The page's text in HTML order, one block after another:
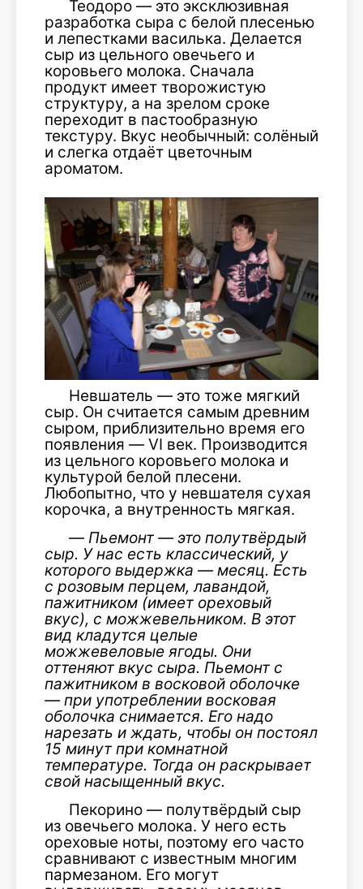
Теодоро — это эксклюзивная
разработка сыра с белой плесенью
и лепестками василька. Делается
сыр из цельного овечьего и
коровьего молока. Сначала
продукт имеет творожистую
структуру, а на зрелом сроке
переходит в пастообразную
текстуру. Вкус необычный: солёный
и слегка отдаёт цветочным
ароматом.
Невшатель — это тоже мягкий
сыр. Он считается самым древним
сыром, приблизительно время его
появления — VI век. Производится
из цельного коровьего молока и
культурой белой плесени.
Любопытно, что у невшателя сухая
корочка, а внутренность мягкая.
— Пьемонт — это полутвёрдый
сыр. У нас есть классический, у
которого выдержка — месяц. Есть
с розовым перцем, лавандой,
пажитником (имеет ореховый
вкус), с можжевельником. В этот
вид кладутся целые
можжевеловые ягоды. Они
оттеняют вкус сыра. Пьемонт с
пажитником в восковой оболочке
— при употреблении восковая
оболочка снимается. Его надо
нарезать и ждать, чтобы он постоял
15 минут при комнатной
температуре. Тогда он раскрывает
свой насыщенный вкус.
Пекорино — полутвёрдый сыр
из овечьего молока. У него есть
ореховые ноты, поэтому его часто
сравнивают с известным многим
пармезаном. Его могут